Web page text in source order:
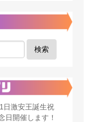
検索
日激安王誕生祝
日開催します！